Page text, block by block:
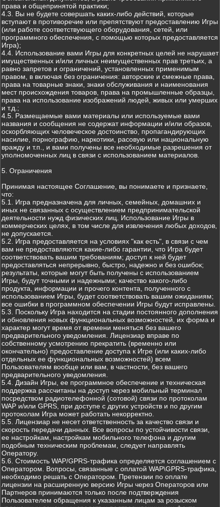
права и общепринятой практики;
4.3. Вы не будете совершать каких-либо действий, которые
вступают в противоречие или препятствуют предоставлению Игры
(или работе соответствующего оборудования, сетей, или
программного обеспечения, с помощью которых предоставляется
Игра);
4.4. Использование вами Игры для конкретных целей не нарушает
имущественных и/или личных неимущественных прав третьих, а
равно запретов и ограничений, установленных применимым
правом, в включая без ограничения: авторские и смежные права,
права на товарные знаки, знаки обслуживания и наименования
мест происхождения товаров, права на промышленные образцы,
права на использование изображений людей, живых или умерших
и т.д.;
4.5. Размещаемые вами материалы или используемые вами
названия и сообщения не содержат информации и/или образов,
оскорбляющих человеческое достоинство, пропагандирующих
насилие, порнографию, наркотики, расовую или национальную
вражду и т.п., и вами получены все необходимые разрешения от
уполномоченных лиц в связи с использованием материалов.
5. Ограничения
Принимая настоящее Соглашение, вы понимаете и признаете,
что:
5.1. Игра предназначена для личных, семейных, домашних и
иных не связанных с осуществлением предпринимательской
деятельности нужд физических лиц. Использование Игры в
коммерческих целях, в том числе для извлечения любых доходов,
не допускается.
5.2. Игра предоставляется на условиях "как есть", в связи с чем
вам не предоставляются какие-либо гарантии, что Игра будет
соответствовать вашим требованиям; доступ к ней будет
предоставляться непрерывно, быстро, надежно и без ошибок;
результаты, которые могут быть получены с использованием
Игры, будут точными и надежными; качество какого-либо
продукта, информации и прочего контента, полученного с
использованием Игры, будет соответствовать вашим ожиданиям;
все ошибки в программном обеспечении Игры будут исправлены.
5.3. Поскольку Игра находится на стадии постоянного дополнения
и обновления новых функциональных возможностей, их форма и
характер могут время от времени меняться без вашего
предварительного уведомления. Лицензиар вправе по
собственному усмотрению прекратить (временно или
окончательно) предоставление доступа к Игре (или каких-либо
отдельных ее функциональных возможностей) всем
Пользователям вообще или вам, в частности, без вашего
предварительного уведомления.
5.4. Дизайн Игры, ее программное обеспечение и техническая
поддержка рассчитаны на доступ через мобильный терминал
посредством радиотелефонной (сотовой) связи по протоколам
WAP и/или GPRS, при доступе с других устройств и по другим
протоколам Игра может работать некорректно.
5.5. Лицензиар не несет ответственность за качество связи и
скорость передачи данных. Все вопросы по устойчивости связи,
ее настройкам, настройкам мобильного телефона и другим
подобным техническим проблемам, следует направлять
Оператору.
5.6. Стоимость WAP/GPRS-трафика определяется соглашением с
Оператором. Вопросы, связанные с оплатой WAP\GPRS-трафика,
необходимо решать с Оператором. Претензии по оплате
лицензии на расширенную версию Игры через Операторов или
Партнеров принимаются только после подтверждения
Пользователем обращения к указанным лицам за розыском